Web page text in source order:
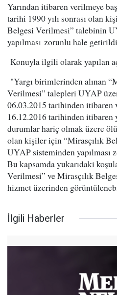
Yarından itibaren verilmeye
tarihi 1990 yılı sonrası olan
Belgesi Verilmesi” talebinin
yapılması zorunlu hale
Konuyla ilgili olarak yapılan
"Yargı birimlerinden alınan
Verilmesi” talepleri UYAP
06.03.2015 tarihinden itibaren
16.12.2016 tarihinden itibaren
durumlar hariç olmak üzere
olan kişiler için “Mirasçılık
UYAP sisteminden
Bu kapsamda yukarıdaki
Verilmesi” ve Mirasçılık
hizmet üzerinden
İlgili Haberler